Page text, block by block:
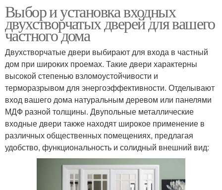
Выбор и установка входных
двухстворчатых дверей для вашего
частного дома
Двухстворчатые двери выбирают для входа в частный
дом при широких проемах. Такие двери характерны
высокой степенью взломоустойчивости и
терморазрывом для энергоэффективности. Отделывают
вход вашего дома натуральным деревом или панелями
МДФ разной толщины. Двупольные металлические
входные двери также находят широкое применение в
различных общественных помещениях, предлагая
удобство, функциональность и солидный внешний вид: